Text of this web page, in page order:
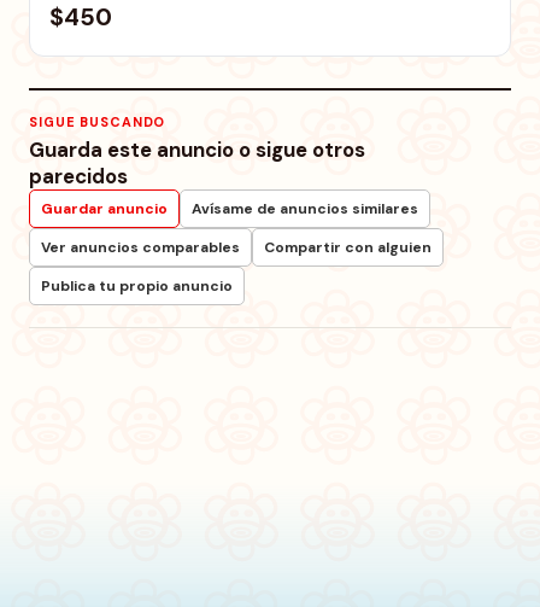
$450
SIGUE BUSCANDO
Guarda este anuncio o sigue otros
parecidos
Guardar anuncio
Avísame de anuncios similares
Ver anuncios comparables
Compartir con alguien
Publica tu propio anuncio